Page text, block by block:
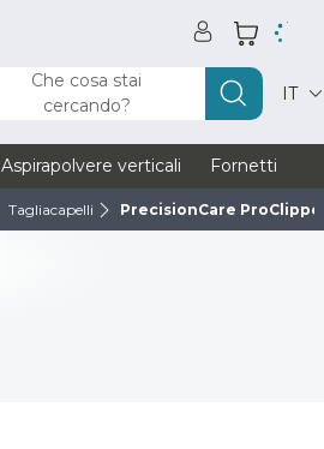
Che cosa stai
cercando?
IT
Aspirapolvere verticali Fornetti
Tagliacapelli PrecisionCare